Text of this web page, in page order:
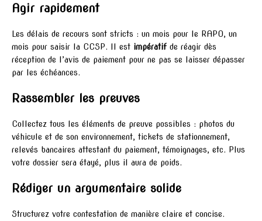
Agir rapidement
Les délais de recours sont stricts : un mois pour le RAPO, un
mois pour saisir la CCSP. Il est impératif de réagir dès
réception de l’avis de paiement pour ne pas se laisser dépasser
par les échéances.
Rassembler les preuves
Collectez tous les éléments de preuve possibles : photos du
véhicule et de son environnement, tickets de stationnement,
relevés bancaires attestant du paiement, témoignages, etc. Plus
votre dossier sera étayé, plus il aura de poids.
Rédiger un argumentaire solide
Structurez votre contestation de manière claire et concise.